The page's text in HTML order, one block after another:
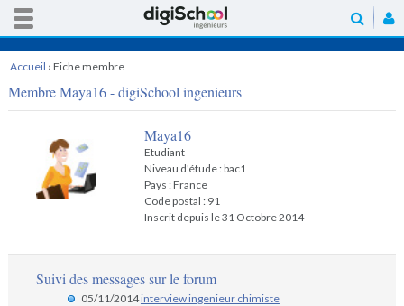
Accueil › Fiche membre
Membre Maya16 - digiSchool ingenieurs
Maya16
Etudiant
Niveau d'étude : bac1
Pays : France
Code postal : 91
Inscrit depuis le 31 Octobre 2014
Suivi des messages sur le forum
05/11/2014interview ingenieur chimiste